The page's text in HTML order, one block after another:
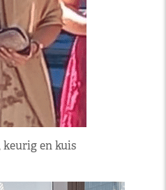
en kuis